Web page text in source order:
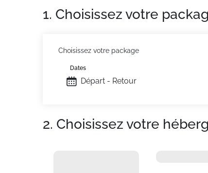
1. Choisissez votre
Choisissez votre package
Départ - Retour
Dates
2. Choisissez votre